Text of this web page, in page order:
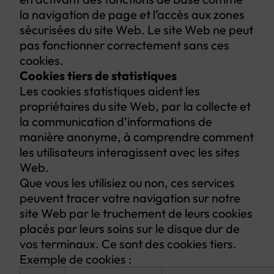
la navigation de page et l’accès aux zones
sécurisées du site Web. Le site Web ne peut
pas fonctionner correctement sans ces
cookies.
Cookies tiers de statistiques
Les cookies statistiques aident les
propriétaires du site Web, par la collecte et
la communication d’informations de
manière anonyme, à comprendre comment
les utilisateurs interagissent avec les sites
Web.
Que vous les utilisiez ou non, ces services
peuvent tracer votre navigation sur notre
site Web par le truchement de leurs cookies
placés par leurs soins sur le disque dur de
vos terminaux. Ce sont des cookies tiers.
Exemple de cookies :